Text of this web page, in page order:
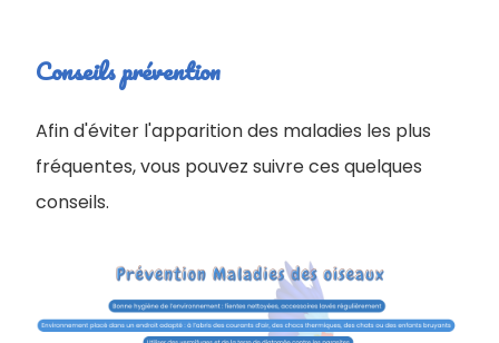
Conseils prévention
Afin d'éviter l'apparition des maladies les plus
fréquentes, vous pouvez suivre ces quelques
conseils.